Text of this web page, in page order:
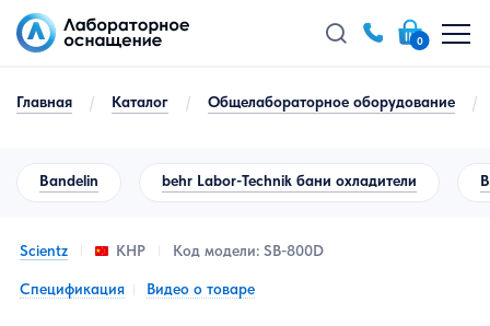
0
Главная / Каталог / Общелабораторное оборудование /
Bandelin behr Labor-Technik бани охладители
Scientz КНР Код модели: SB-800D
Спецификация Видео о товаре